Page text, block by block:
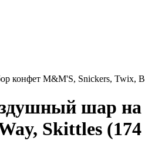
конфет M&M'S, Snickers, Twix,
шар на
Skittles (174